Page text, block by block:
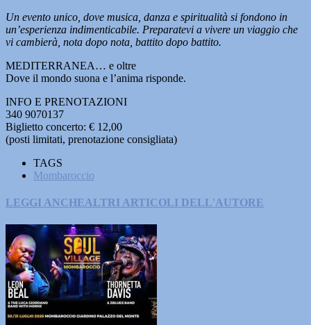
Un evento unico, dove musica, danza e spiritualità si fondono in
un’esperienza indimenticabile. Preparatevi a vivere un viaggio che
vi cambierà, nota dopo nota, battito dopo battito.
MEDITERRANEA… e oltre
Dove il mondo suona e l’anima risponde.
INFO E PRENOTAZIONI
340 9070137
Biglietto concerto: € 12,00
(posti limitati, prenotazione consigliata)
TAGS
Mombaroccio
LEGGI ANCHEALTRI ARTICOLI DELL'AUTORE